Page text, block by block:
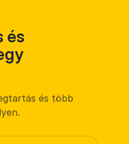
és
és több